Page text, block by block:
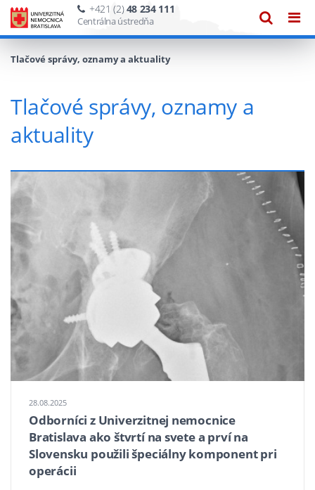
+421 (2)48 234 111
Centrálna ústredňa
Tlačové správy, oznamy a aktuality
Tlačové správy, oznamy a
aktuality
operácii
28.08.2025
Odborníci z Univerzitnej nemocnice
Bratislava ako štvrtí na svete a prví na
Slovensku použili špeciálny komponent pri
operácii